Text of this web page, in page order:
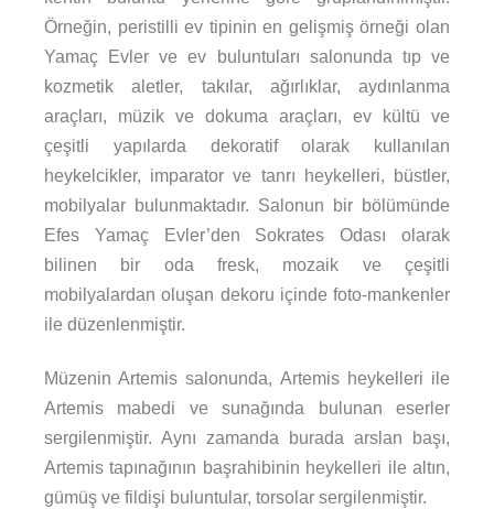
Örneğin, peristilli ev tipinin en gelişmiş örneği olan
Yamaç Evler ve ev buluntuları salonunda tıp ve
kozmetik aletler, takılar, ağırlıklar, aydınlanma
araçları, müzik ve dokuma araçları, ev kültü ve
çeşitli yapılarda dekoratif olarak kullanılan
heykelcikler, imparator ve tanrı heykelleri, büstler,
mobilyalar bulunmaktadır. Salonun bir bölümünde
Efes Yamaç Evler’den Sokrates Odası olarak
bilinen bir oda fresk, mozaik ve çeşitli
mobilyalardan oluşan dekoru içinde foto-mankenler
ile düzenlenmiştir.
Müzenin Artemis salonunda, Artemis heykelleri ile
Artemis mabedi ve sunağında bulunan eserler
sergilenmiştir. Aynı zamanda burada arslan başı,
Artemis tapınağının başrahibinin heykelleri ile altın,
gümüş ve fildişi buluntular, torsolar sergilenmiştir.